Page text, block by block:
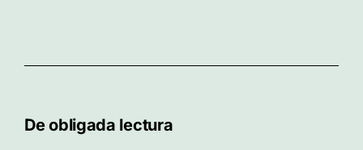
De obligada lectura